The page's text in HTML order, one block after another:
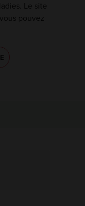
Le site
pouvez